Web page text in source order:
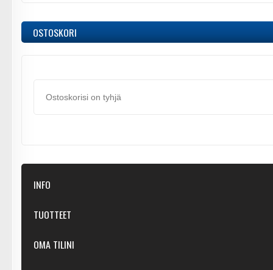
OSTOSKORI
Ostoskorisi on tyhjä
INFO
Kaupastamme
Toimitustavat
TUOTTEET
Suositellut
OMA TILINI